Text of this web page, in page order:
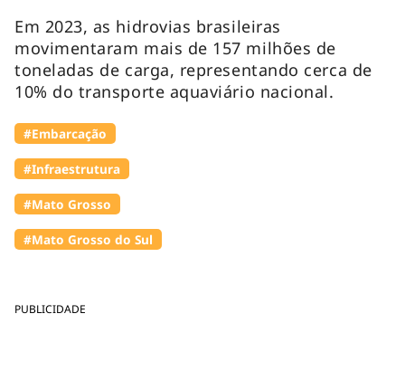
PUBLICIDADE
Em 2023, as hidrovias brasileiras
movimentaram mais de 157 milhões de
toneladas de carga, representando cerca de
10% do transporte aquaviário nacional.
#Embarcação
#Infraestrutura
#Mato Grosso
#Mato Grosso do Sul